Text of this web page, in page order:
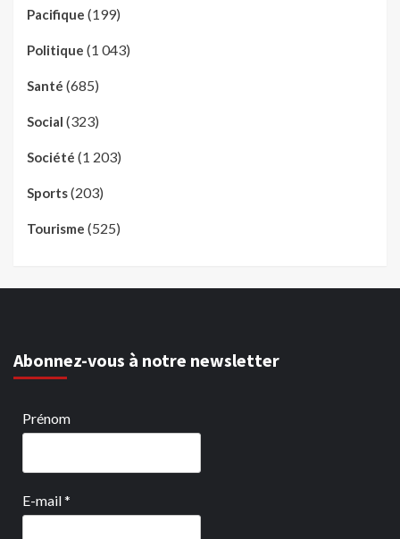
Pacifique (199)
Politique (1 043)
Santé (685)
Social (323)
Société (1 203)
Sports(203)
Tourisme (525)
Abonnez-vous à notre newsletter
Prénom
E-mail*